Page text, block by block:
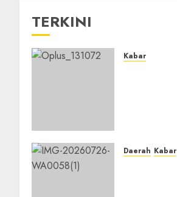
TERKINI
Kabar
Daerah Kabar